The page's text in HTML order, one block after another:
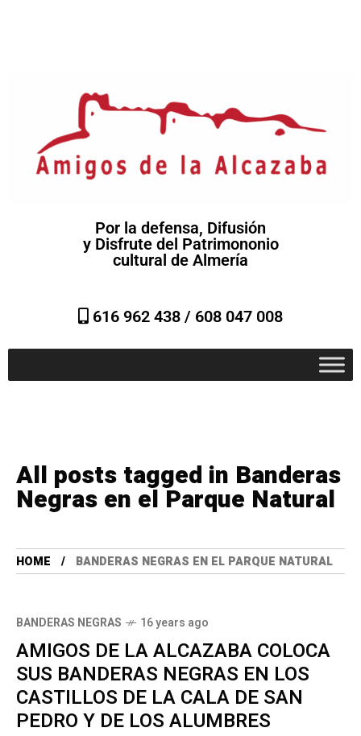
Por la defensa, Difusión
y Disfrute del Patrimononio
cultural de Almería
616 962 438 / 608 047 008
All posts tagged in Banderas
Negras en el Parque Natural
HOME BANDERAS NEGRAS EN EL PARQUE NATURAL
BANDERAS NEGRAS 16 years ago
AMIGOS DE LA ALCAZABA COLOCA
SUS BANDERAS NEGRAS EN LOS
CASTILLOS DE LA CALA DE SAN
PEDRO Y DE LOS ALUMBRES